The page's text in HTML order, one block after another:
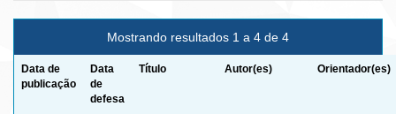
Mostrando resultados 1 a 4 de 4
Data de
publicação
Data
de
defesa
Título Autor(es) Orientador(es)